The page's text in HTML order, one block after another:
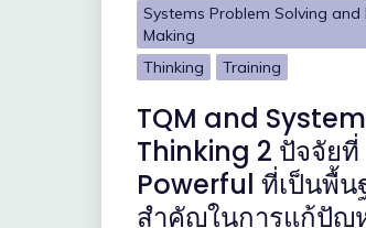
Systems Problem Solving and
Making
Thinking
Training
TQM and
Thinking 2 ปัจจัยที่
Powerful ที่เป็นพื้น
สำคัญในการแก้ปัญ